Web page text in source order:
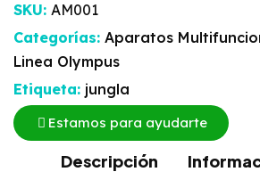
SKU: AM001
Categorías: Aparatos
Linea Olympus
Etiqueta: jungla
Estamos para ayudarte
Descripción